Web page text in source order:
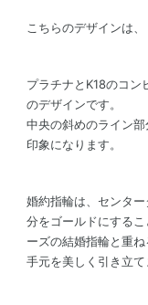
こちらのデザインは、
プラチナとK18のコン
のデザインです。
中央の斜めのライン
印象になります。
婚約指輪は、センタ
分をゴールドにする
ーズの結婚指輪と重
手元を美しく引き立て